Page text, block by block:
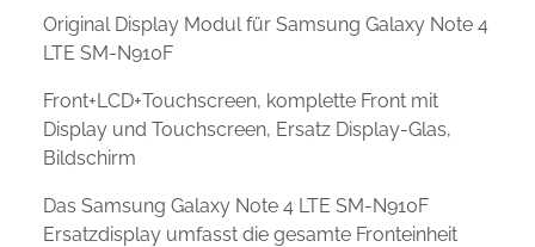
Original Display Modul für Samsung Galaxy Note 4
LTE SM-N910F
Front+LCD+Touchscreen, komplette Front mit
Display und Touchscreen, Ersatz Display-Glas,
Bildschirm
Das Samsung Galaxy Note 4 LTE SM-N910F
Ersatzdisplay umfasst die gesamte Fronteinheit